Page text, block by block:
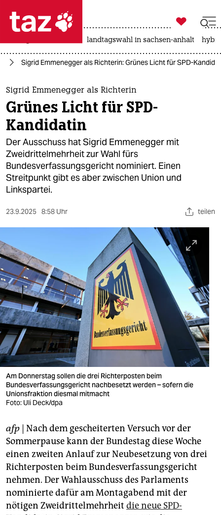
 taz zahl ich
taz zahl ich
themen
politik
öko
gesellschaft
kultur
nord
wahrheit
verlag
verlag
veranstaltungen
shop
fragen & hilfe
unterstützen
abo
genossenschaft
epaper login

taz zahl ich
landtagswahl in sachsen-anhalt
Sigrid Emmenegger als Richterin: Grünes Licht für SPD-
Sigrid Emmenegger als Richterin
Grünes Licht für SPD-
Kandidatin
Der Ausschuss hat Sigrid Emmenegger mit
Zweidrittelmehrheit zur Wahl fürs
Bundesverfassungsgericht nominiert. Einen
Streitpunkt gibt es aber zwischen Union und
Linkspartei.
23.9.2025 8:58 Uhr teilen
Am Donnerstag sollen die drei Richterposten beim
Bundesverfassungsgericht nachbesetzt werden – sofern die
Unionsfraktion diesmal mitmacht
Foto: Uli Deck/dpa
afp | Nach dem gescheiterten Versuch vor der
Sommerpause kann der Bundestag diese Woche
einen zweiten Anlauf zur Neubesetzung von drei
Richterposten beim Bundesverfassungsgericht
nehmen. Der Wahlausschuss des Parlaments
nominierte dafür am Montagabend mit der
nötigen Zweidrittelmehrheit die neue SPD-